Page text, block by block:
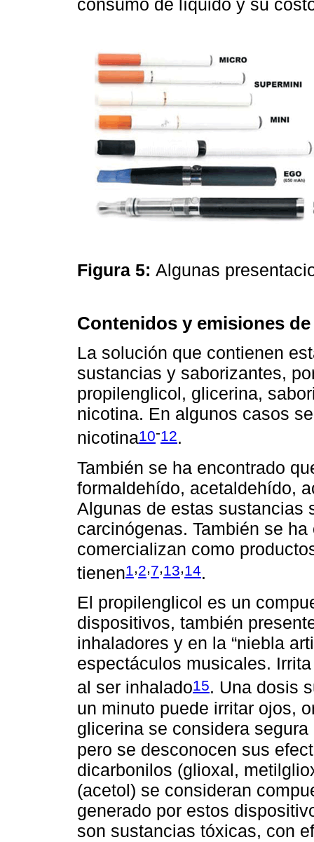
Figura 5: Algunas
Contenidos y emisiones
La solución que contienen
sustancias y saborizantes,
propilenglicol, glicerina,
nicotina. En algunos casos
nicotina10-12.
También se ha encontrado
formaldehído, acetaldehído,
Algunas de estas sustancias
carcinógenas. También se
comercializan como
tienen1,2,7,13,14.
El propilenglicol es un
dispositivos, también
inhaladores y en la “niebla
espectáculos musicales.
al ser inhalado15. Una dosis
un minuto puede irritar ojos,
glicerina se considera
pero se desconocen sus
dicarbonilos (glioxal,
(acetol) se consideran
generado por estos
son sustancias tóxicas, con